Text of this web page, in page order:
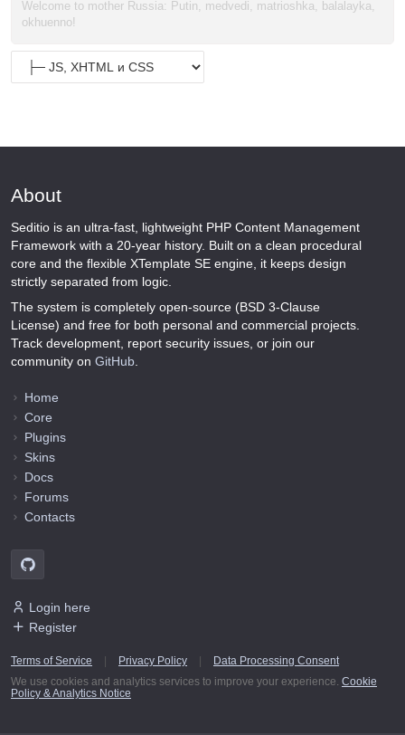
Welcome to mother Russia: Putin, medvedi, matrioshka, balalayka,
okhuenno!
About
Seditio is an ultra-fast, lightweight PHP Content Management
Framework with a 20-year history. Built on a clean procedural
core and the flexible XTemplate SE engine, it keeps design
strictly separated from logic.
The system is completely open-source (BSD 3-Clause
License) and free for both personal and commercial projects.
Track development, report security issues, or join our
community on GitHub.
Home
Core
Plugins
Skins
Docs
Forums
Contacts
Login here
Register
Terms of Service | Privacy Policy |
Data Processing Consent
We use cookies and analytics services to improve your experience. Cookie
Policy & Analytics Notice